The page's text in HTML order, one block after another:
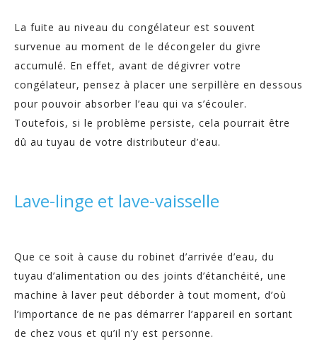
La fuite au niveau du congélateur est souvent
survenue au moment de le décongeler du givre
accumulé. En effet, avant de dégivrer votre
congélateur, pensez à placer une serpillère en dessous
pour pouvoir absorber l’eau qui va s’écouler.
Toutefois, si le problème persiste, cela pourrait être
dû au tuyau de votre distributeur d’eau.
Lave-linge et lave-vaisselle
Que ce soit à cause du robinet d’arrivée d’eau, du
tuyau d’alimentation ou des joints d’étanchéité, une
machine à laver peut déborder à tout moment, d’où
l’importance de ne pas démarrer l’appareil en sortant
de chez vous et qu’il n’y est personne.